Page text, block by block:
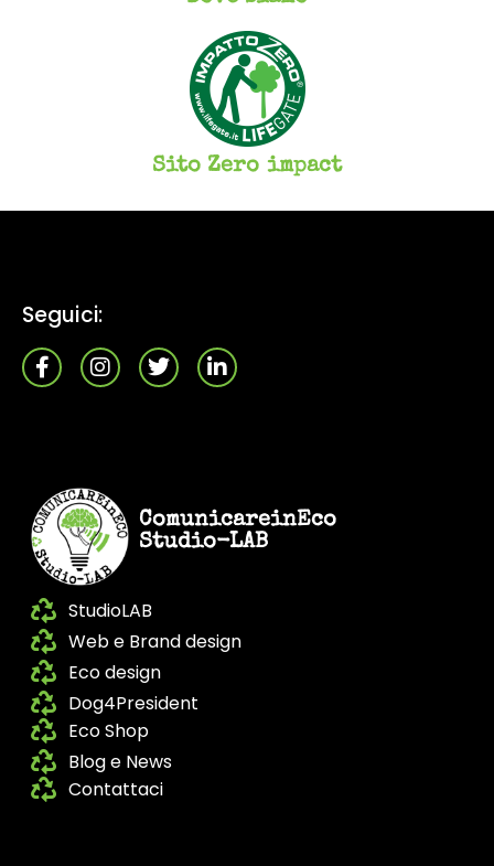
Sito Zero impact
Seguici:
ComunicareinEco
Studio-LAB
StudioLAB
Web e Brand design
Eco design
Dog4President
Eco Shop
Blog e News
Contattaci